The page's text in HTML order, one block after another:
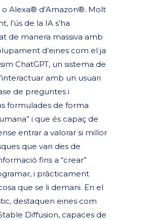
o Alexa® d’Amazon®. Molt
l’ús de la IA s’ha
de manera massiva amb
d’eines com el ja
ChatGPT, un sistema de
amb un usuari
de preguntes i
formulades de forma
i que és capaç de
entrar a valorar si millor
que van des de
fins a “crear”
i pràcticament
que se li demani. En el
destaquen eines com
Diffusion, capaces de